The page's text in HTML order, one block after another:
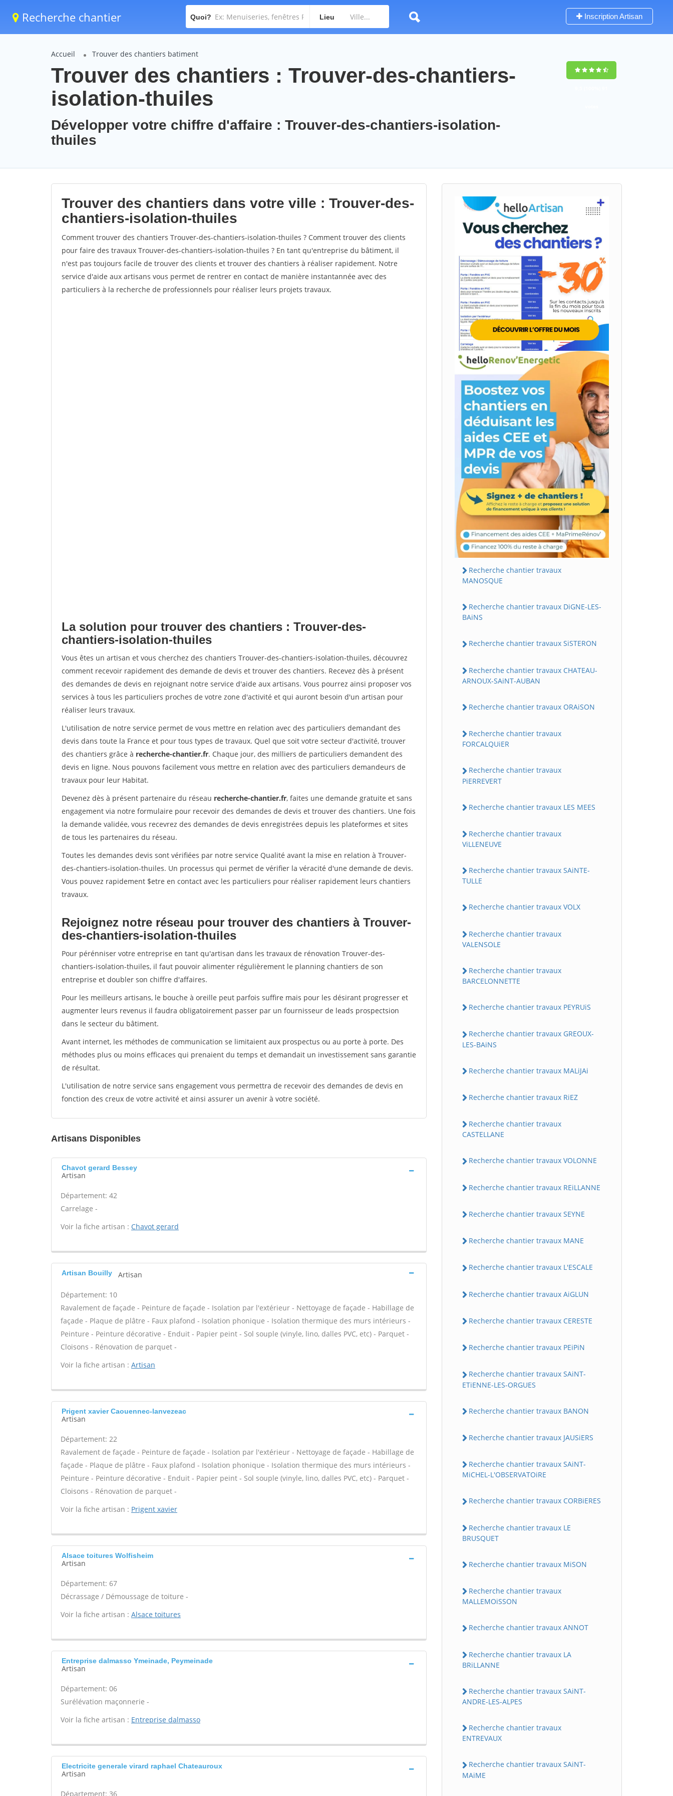
Recherche chantier Quoi? Lieu Inscription Artisan
Accueil Trouver des chantiers batiment
Trouver des chantiers : Trouver-des-chantiers-
isolation-thuiles
Développer votre chiffre d'affaire : Trouver-des-chantiers-isolation-
thuiles
Trouver des chantiers dans votre ville : Trouver-des-
chantiers-isolation-thuiles
Comment trouver des chantiers Trouver-des-chantiers-isolation-thuiles ? Comment trouver des clients
pour faire des travaux Trouver-des-chantiers-isolation-thuiles ? En tant qu'entreprise du bâtiment, il
n'est pas toujours facile de trouver des clients et trouver des chantiers à réaliser rapidement. Notre
service d'aide aux artisans vous permet de rentrer en contact de manière instantannée avec des
particuliers à la recherche de professionnels pour réaliser leurs projets travaux.
La solution pour trouver des chantiers : Trouver-des-
chantiers-isolation-thuiles
Vous êtes un artisan et vous cherchez des chantiers Trouver-des-chantiers-isolation-thuiles, découvrez
comment recevoir rapidement des demande de devis et trouver des chantiers. Recevez dès à présent
des demandes de devis en rejoignant notre service d'aide aux artisans. Vous pourrez ainsi proposer vos
services à tous les particuliers proches de votre zone d'activité et qui auront besoin d'un artisan pour
réaliser leurs travaux.
L'utilisation de notre service permet de vous mettre en relation avec des particuliers demandant des
devis dans toute la France et pour tous types de travaux. Quel que soit votre secteur d'activité, trouver
des chantiers grâce à recherche-chantier.fr. Chaque jour, des milliers de particuliers demandent des
devis en ligne. Nous pouvons facilement vous mettre en relation avec des particuliers demandeurs de
travaux pour leur Habitat.
Devenez dès à présent partenaire du réseau recherche-chantier.fr, faites une demande gratuite et sans
engagement via notre formulaire pour recevoir des demandes de devis et trouver des chantiers. Une fois
la demande validée, vous recevrez des demandes de devis enregistrées depuis les plateformes et sites
de tous les partenaires du réseau.
Toutes les demandes devis sont vérifiées par notre service Qualité avant la mise en relation à Trouver-
des-chantiers-isolation-thuiles. Un processus qui permet de vérifier la véracité d'une demande de devis.
Vous pouvez rapidement $etre en contact avec les particuliers pour réaliser rapidement leurs chantiers
travaux.
Rejoignez notre réseau pour trouver des chantiers à Trouver-
des-chantiers-isolation-thuiles
Pour pérénniser votre entreprise en tant qu'artisan dans les travaux de rénovation Trouver-des-
chantiers-isolation-thuiles, il faut pouvoir alimenter régulièrement le planning chantiers de son
entreprise et doubler son chiffre d'affaires.
Pour les meilleurs artisans, le bouche à oreille peut parfois suffire mais pour les désirant progresser et
augmenter leurs revenus il faudra obligatoirement passer par un fournisseur de leads prospectsion
dans le secteur du bâtiment.
Avant internet, les méthodes de communication se limitaient aux prospectus ou au porte à porte. Des
méthodes plus ou moins efficaces qui prenaient du temps et demandait un investissement sans garantie
de résultat.
L'utilisation de notre service sans engagement vous permettra de recevoir des demandes de devis en
fonction des creux de votre activité et ainsi assurer un avenir à votre société.
Artisans Disponibles
Chavot gerard Bessey
Artisan
Département: 42
Carrelage -
Voir la fiche artisan : Chavot gerard
Artisan Bouilly Artisan
Département: 10
Ravalement de façade - Peinture de façade - Isolation par l'extérieur - Nettoyage de façade - Habillage de
façade - Plaque de plâtre - Faux plafond - Isolation phonique - Isolation thermique des murs intérieurs -
Peinture - Peinture décorative - Enduit - Papier peint - Sol souple (vinyle, lino, dalles PVC, etc) - Parquet -
Cloisons - Rénovation de parquet -
Voir la fiche artisan : Artisan
Prigent xavier Caouennec-lanvezeac
Artisan
Département: 22
Ravalement de façade - Peinture de façade - Isolation par l'extérieur - Nettoyage de façade - Habillage de
façade - Plaque de plâtre - Faux plafond - Isolation phonique - Isolation thermique des murs intérieurs -
Peinture - Peinture décorative - Enduit - Papier peint - Sol souple (vinyle, lino, dalles PVC, etc) - Parquet -
Cloisons - Rénovation de parquet -
Voir la fiche artisan : Prigent xavier
Alsace toitures Wolfisheim
Artisan
Département: 67
Décrassage / Démoussage de toiture -
Voir la fiche artisan : Alsace toitures
Entreprise dalmasso Ymeinade, Peymeinade
Artisan
Département: 06
Surélévation maçonnerie -
Voir la fiche artisan : Entreprise dalmasso
Electricite generale virard raphael Chateauroux
Artisan
Département: 36
Recherche chantier travaux
MANOSQUE
Recherche chantier travaux DiGNE-LES-
BAiNS
Recherche chantier travaux SiSTERON
Recherche chantier travaux CHATEAU-
ARNOUX-SAiNT-AUBAN
Recherche chantier travaux ORAiSON
Recherche chantier travaux
FORCALQUiER
Recherche chantier travaux
PiERREVERT
Recherche chantier travaux LES MEES
Recherche chantier travaux
ViLLENEUVE
Recherche chantier travaux SAiNTE-
TULLE
Recherche chantier travaux VOLX
Recherche chantier travaux
VALENSOLE
Recherche chantier travaux
BARCELONNETTE
Recherche chantier travaux PEYRUiS
Recherche chantier travaux GREOUX-
LES-BAiNS
Recherche chantier travaux MALiJAi
Recherche chantier travaux RiEZ
Recherche chantier travaux
CASTELLANE
Recherche chantier travaux VOLONNE
Recherche chantier travaux REiLLANNE
Recherche chantier travaux SEYNE
Recherche chantier travaux MANE
Recherche chantier travaux L'ESCALE
Recherche chantier travaux AiGLUN
Recherche chantier travaux CERESTE
Recherche chantier travaux PEiPiN
Recherche chantier travaux SAiNT-
ETiENNE-LES-ORGUES
Recherche chantier travaux BANON
Recherche chantier travaux JAUSiERS
Recherche chantier travaux SAiNT-
MiCHEL-L'OBSERVATOiRE
Recherche chantier travaux CORBiERES
Recherche chantier travaux LE
BRUSQUET
Recherche chantier travaux MiSON
Recherche chantier travaux
MALLEMOiSSON
Recherche chantier travaux ANNOT
Recherche chantier travaux LA
BRiLLANNE
Recherche chantier travaux SAiNT-
ANDRE-LES-ALPES
Recherche chantier travaux
ENTREVAUX
Recherche chantier travaux SAiNT-
MAiME